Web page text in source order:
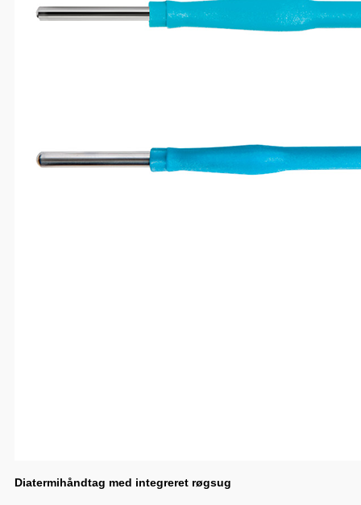
Diatermihåndtag med integreret røgsug